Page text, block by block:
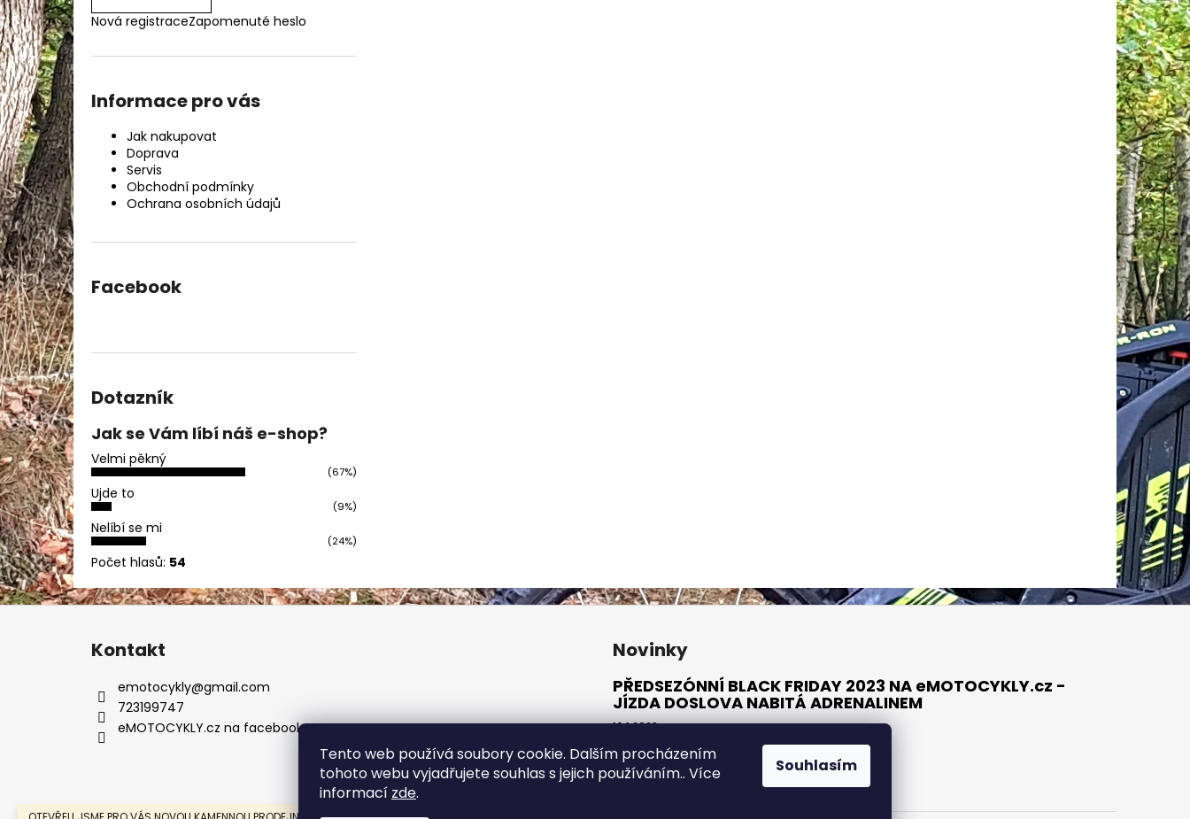
Tento web používá soubory cookie. Dalším procházením
tohoto webu vyjadřujete souhlas s jejich používáním.. Více
informací zde.
Souhlasím
Nová registraceZapomenuté heslo
Informace pro vás
Jak nakupovat
Doprava
Servis
Obchodní podmínky
Ochrana osobních údajů
Facebook
Dotazník
Jak se Vám líbí náš e-shop?
Velmi pěkný
(67%)
Ujde to
(9%)
Nelíbí se mi
(24%)
Počet hlasů: 54
Z
Kontakt
emotocykly@gmail.com
723199747
eMOTOCYKLY.cz na facebooku
Novinky
PŘEDSEZÓNNÍ BLACK FRIDAY 2023 NA eMOTOCYKLY.cz -
JÍZDA DOSLOVA NABITÁ ADRENALINEM
10.1.2023
ARCHIV